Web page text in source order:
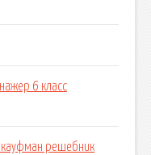
6 класс
кауфман решебник